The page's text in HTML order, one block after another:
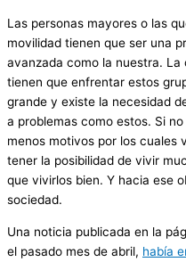
Las personas mayores o las
movilidad tienen que ser una
avanzada como la nuestra.
tienen que enfrentar estos
grande y existe la necesidad
a problemas como estos. Si
menos motivos por los cuales
tener la posibilidad de vivir
que vivirlos bien. Y hacia ese
sociedad.
Una noticia publicada en la
el pasado mes de abril, había